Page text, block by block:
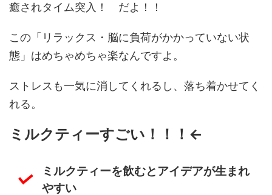
癒されタイム突入！ だよ！！
この「リラックス・脳に負荷がかかっていない状
態」はめちゃめちゃ楽なんですよ。
ストレスも一気に消してくれるし、落ち着かせてく
れる。
ミルクティーすごい！！！←
ミルクティーを飲むとアイデアが生まれ
やすい